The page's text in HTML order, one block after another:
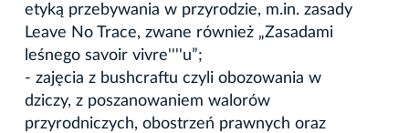
etyką przebywania w przyrodzie, m.in. zasady
Leave No Trace, zwane również „Zasadami
leśnego savoir vivre''''u”;
- zajęcia z bushcraftu czyli obozowania w
dziczy, z poszanowaniem walorów
przyrodniczych, obostrzeń prawnych oraz